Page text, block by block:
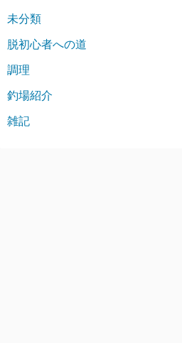
未分類
脱初心者への道
調理
釣場紹介
雑記